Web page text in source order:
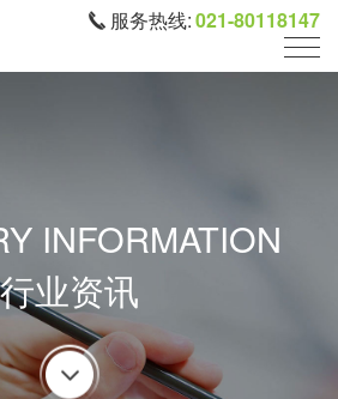
服务热线:021-80118147
INFORMATION
行业资讯